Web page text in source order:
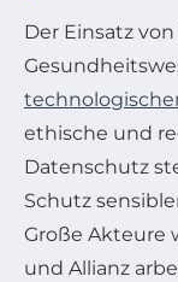
Der Einsatz
ethische und
Datenschutz
Schutz
Große Akteure
und Allianz